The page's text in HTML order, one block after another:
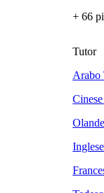
+ 66
Tutor
Arabo